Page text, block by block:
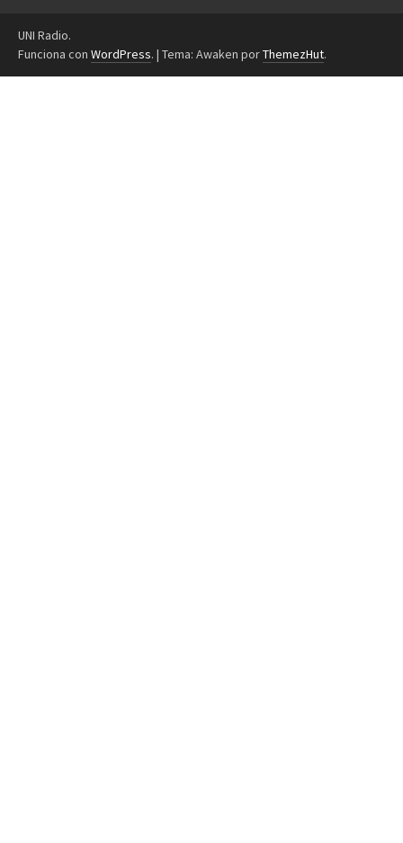
UNI Radio.
Funciona con WordPress. | Tema: Awaken porThemezHut.